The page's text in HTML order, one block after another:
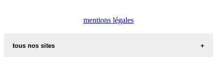
mentions légales
tous nos sites